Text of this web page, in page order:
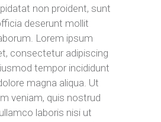
non proident, sunt
deserunt mollit
Lorem ipsum
consectetur adipiscing
tempor incididunt
magna aliqua. Ut
veniam, quis nostrud
laboris nisi ut